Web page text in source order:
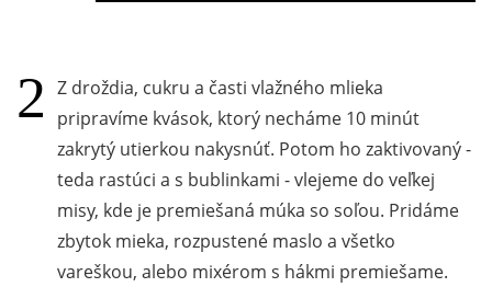
Z droždia, cukru a časti vlažného mlieka
pripravíme kvások, ktorý necháme 10 minút
zakrytý utierkou nakysnúť. Potom ho zaktivovaný -
teda rastúci a s bublinkami - vlejeme do veľkej
misy, kde je premiešaná múka so soľou. Pridáme
zbytok mieka, rozpustené maslo a všetko
vareškou, alebo mixérom s hákmi premiešame.